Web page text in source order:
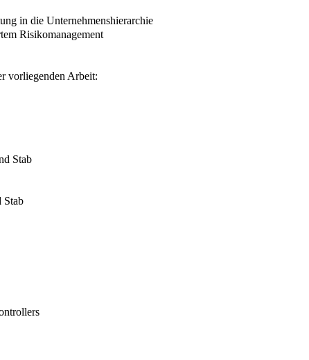
in die Unternehmenshierarchie
Risikomanagement
vorliegenden Arbeit:
Stab
Stab